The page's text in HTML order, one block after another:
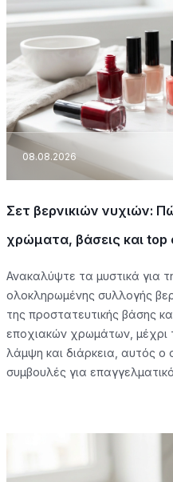
08.08.2026
Σετ βερνικιών νυχιών:
χρώματα, βάσεις και top
Ανακαλύψτε τα μυστικά για
ολοκληρωμένης συλλογής
της προστατευτικής βάσης
εποχιακών χρωμάτων, μέχρι
λάμψη και διάρκεια, αυτός ο
συμβουλές για